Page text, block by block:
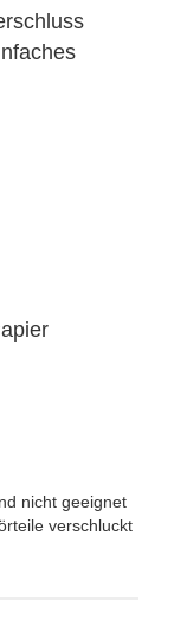
nicht geeignet
verschluckt